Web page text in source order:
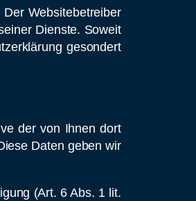
Websitebetreiber
Dienste. Soweit
gesondert
der von Ihnen dort
Daten geben wir
(Art. 6 Abs. 1 lit.